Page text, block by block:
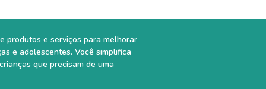
produtos e serviços para melhorar
e adolescentes. Você simplifica
que precisam de uma